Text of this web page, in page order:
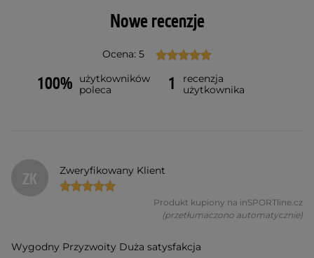
Nowe recenzje
Ocena: 5
100%
użytkowników
poleca
1
recenzja
użytkownika
ZK Zweryfikowany Klient
Produkt kupiony na inSPORTline.cz
(przetłumaczono automatycznie)
Wygodny Przyzwoity Duża satysfakcja